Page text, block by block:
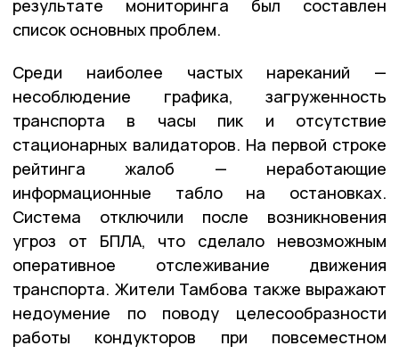
результате мониторинга был составлен
список основных проблем.
Среди наиболее частых нареканий —
несоблюдение графика, загруженность
транспорта в часы пик и отсутствие
стационарных валидаторов. На первой строке
рейтинга жалоб — неработающие
информационные табло на остановках.
Система отключили после возникновения
угроз от БПЛА, что сделало невозможным
оперативное отслеживание движения
транспорта. Жители Тамбова также выражают
недоумение по поводу целесообразности
работы кондукторов при повсеместном